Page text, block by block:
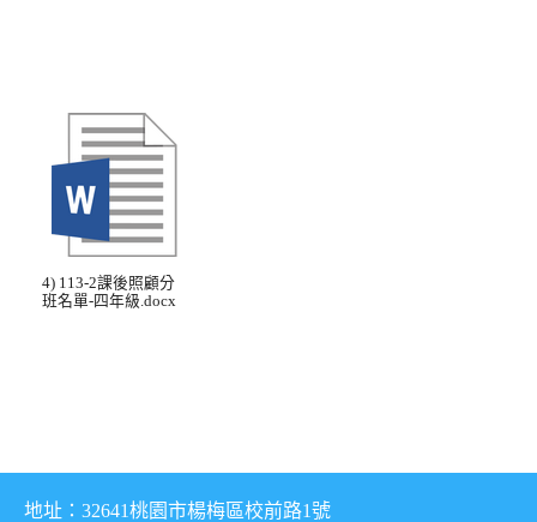
4) 113-2課後照顧分
班名單-四年級.docx
地址：32641桃園市楊梅區校前路1號